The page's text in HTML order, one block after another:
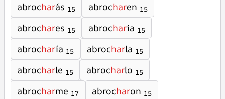
abrocharás 15 abrocharen 15
abrochares 15 abrocharia 15
abrocharía 15 abrocharla 15
abrocharle 15 abrocharlo 15
abrocharme 17 abrocharon 15